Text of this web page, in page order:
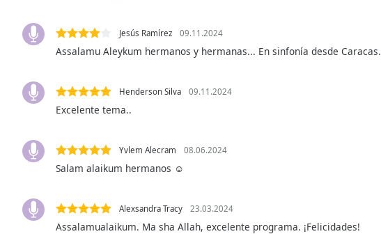
Fullscreen
modal
window.
Beginning
Escape
Jesús Ramírez 09.11.2024
Assalamu Aleykum hermanos y hermanas... En sinfonía desde Caracas.
Henderson Silva 09.11.2024
Excelente tema..
Yvlem Alecram 08.06.2024
Salam alaikum hermanos ☺️
Alexsandra Tracy 23.03.2024
Assalamualaikum. Ma sha Allah, excelente programa. ¡Felicidades!